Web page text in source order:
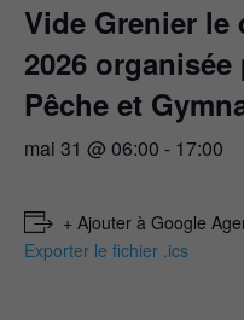
Vide Grenier le
2026
Pêche et
mai 31 @ 06:00 - 17:00
+ Ajouter à Google
Exporter le fichier .ics